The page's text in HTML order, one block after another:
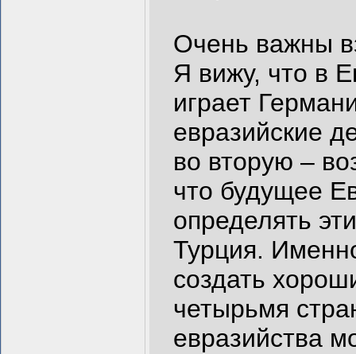
Очень важны
Я вижу, что в
играет
евразийские
во вторую –
что будущее
определять
Турция.
создать
четырьмя
евразийства